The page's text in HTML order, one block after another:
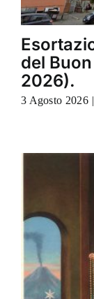
del
2026).
3 Agosto 2026 |